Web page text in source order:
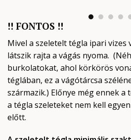
!! FONTOS !!
Mivel a szeletelt tégla ipari vizes
látszik rajta a vágás nyoma.
burkolatokat, ahol körkörös
téglában, ez a vágótárcsa
származik.) Előnye még ennek
a tégla szeleteket nem kell
előtt.